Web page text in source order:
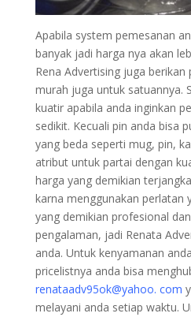
Apabila system pemesanan
banyak jadi harga nya akan
Rena Advertising juga
murah juga untuk satuannya.
kuatir apabila anda inginkan
sedikit. Kecuali pin anda bisa
yang beda seperti mug, pin,
atribut untuk partai dengan
harga yang demikian
karna menggunakan perlatan
yang demikian profesional
pengalaman, jadi Renata
anda. Untuk kenyamanan
pricelistnya anda bisa
renataadv95ok@yahoo. com
melayani anda setiap waktu.